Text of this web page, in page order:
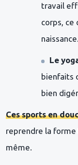
travail
corps, ce
naissance.
Le
bienfaits
bien
Ces sports en
reprendre la
même.